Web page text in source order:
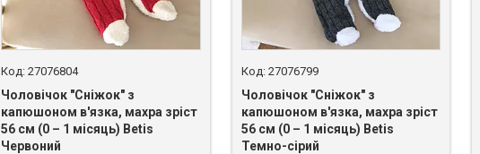
27076804
Чоловічок "Сніжок" з
капюшоном в'язка, махра зріст
56 см (0 – 1 місяць) Betis
Червоний
27076799
Чоловічок "Сніжок" з
капюшоном в'язка, махра зріст
56 см (0 – 1 місяць) Betis
Темно-сірий